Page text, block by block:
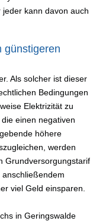
kann davon auch
günstigeren
Als solcher ist dieser
Bedingungen
Elektrizität zu
einen negativen
höhere
werden
Grundversorgungstarif
viel Geld einsparen.
in Geringswalde